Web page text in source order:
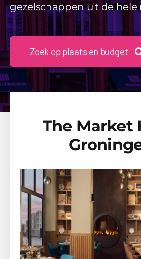
gezelschappen uit de hele
Zoek op plaats en budget
The Market